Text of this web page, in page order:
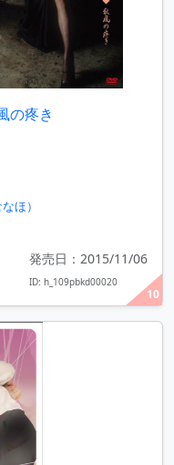
10
の疼き
ほ）
発売日：2015/11/06
ID: h_109pbkd00020